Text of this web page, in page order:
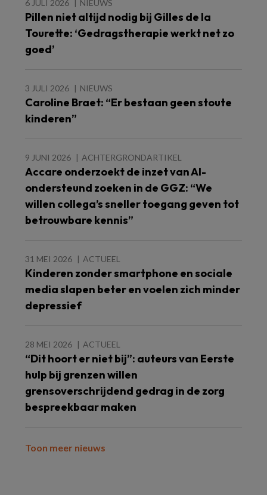
6 JULI 2026 NIEUWS
Pillen niet altijd nodig bij Gilles de la
Tourette: ‘Gedragstherapie werkt net zo
goed’
3 JULI 2026 NIEUWS
Caroline Braet: “Er bestaan geen stoute
kinderen”
9 JUNI 2026 ACHTERGRONDARTIKEL
Accare onderzoekt de inzet van AI-
ondersteund zoeken in de GGZ: “We
willen collega’s sneller toegang geven tot
betrouwbare kennis”
31 MEI 2026 ACTUEEL
Kinderen zonder smartphone en sociale
media slapen beter en voelen zich minder
depressief
28 MEI 2026 ACTUEEL
“Dit hoort er niet bij”: auteurs van Eerste
hulp bij grenzen willen
grensoverschrijdend gedrag in de zorg
bespreekbaar maken
Toon meer nieuws